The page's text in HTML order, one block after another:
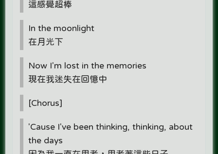
這感覺超棒
In the moonlight
在月光下
Now I'm lost in the memories
現在我迷失在回憶中
[Chorus]
'Cause I've been thinking, thinking, about
the days